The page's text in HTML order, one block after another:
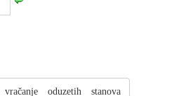
vračanje oduzetih stanova